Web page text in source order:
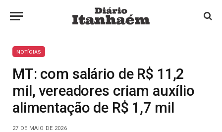
NOTÍCIAS
MT: com salário de R$ 11,2
mil, vereadores criam auxílio
alimentação de R$ 1,7 mil
27 DE MAIO DE 2026